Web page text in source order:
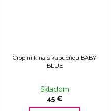
Crop mikina s kapucňou BABY
BLUE
Skladom
45 €